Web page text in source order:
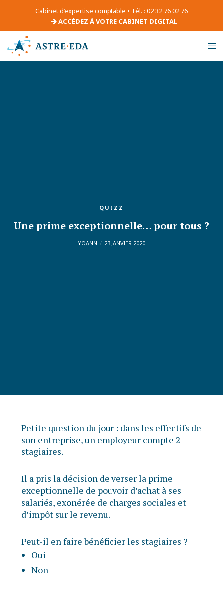
Cabinet d’expertise comptable • Tél. : 02 32 76 02 76
ACCÉDEZ À VOTRE CABINET DIGITAL
QUIZZ
Une prime exceptionnelle… pour tous ?
YOANN 23 JANVIER 2020
Petite question du jour : dans les effectifs de
son entreprise, un employeur compte 2
stagiaires.
Il a pris la décision de verser la prime
exceptionnelle de pouvoir d’achat à ses
salariés, exonérée de charges sociales et
d’impôt sur le revenu.
Peut-il en faire bénéficier les stagiaires ?
Oui
Non